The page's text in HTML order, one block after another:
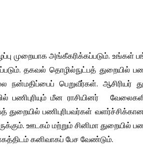
அங்கீகரிக்கப்படும். உங்கள்
தகவல் தொழில்நுட்பத் துறையில்
பெறுவீர்கள். ஆசிரியர்
பணிபுரியும் மீன ராசியினர்
துறையில் பணிபுரிபவர்கள்
ஊடகம் மற்றும் சினிமா துறையில்
கனிவாகப் பேச வேண்டும்.